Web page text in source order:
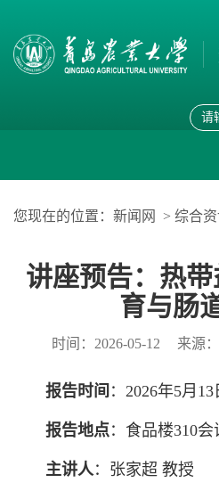
您现在的位置： 新闻网 > 综合
讲座预告：热
育与肠
时间：2026-05-12 来源：
报告时间 ：2026年5月
报告地点：食品楼310会
主讲人：张家超 教授